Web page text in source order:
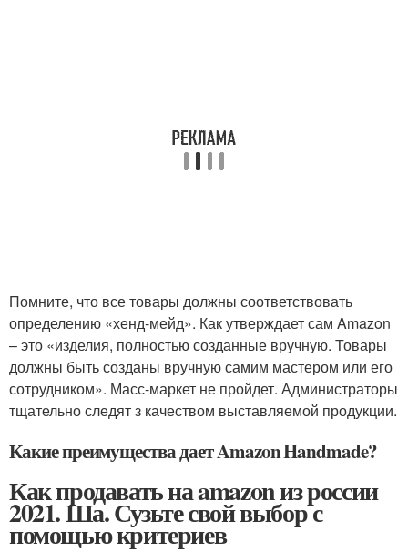
Помните, что все товары должны соответствовать
определению «хенд-мейд». Как утверждает сам Amazon
– это «изделия, полностью созданные вручную. Товары
должны быть созданы вручную самим мастером или его
сотрудником». Масс-маркет не пройдет. Администраторы
тщательно следят з качеством выставляемой продукции.
Какие преимущества дает Amazon Handmade?
Как продавать на amazon из россии
2021. Ша. Сузьте свой выбор с
помощью критериев